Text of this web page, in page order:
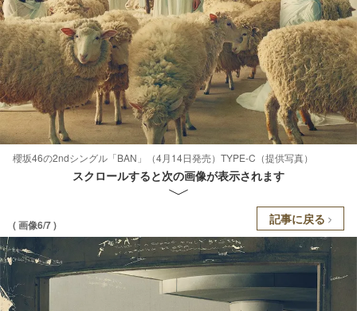
櫻坂46の2ndシングル「BAN」（4月14日発売）TYPE-C（提供写真）
スクロールすると次の画像が表示されます
( 画像6/7 ) 記事に戻る